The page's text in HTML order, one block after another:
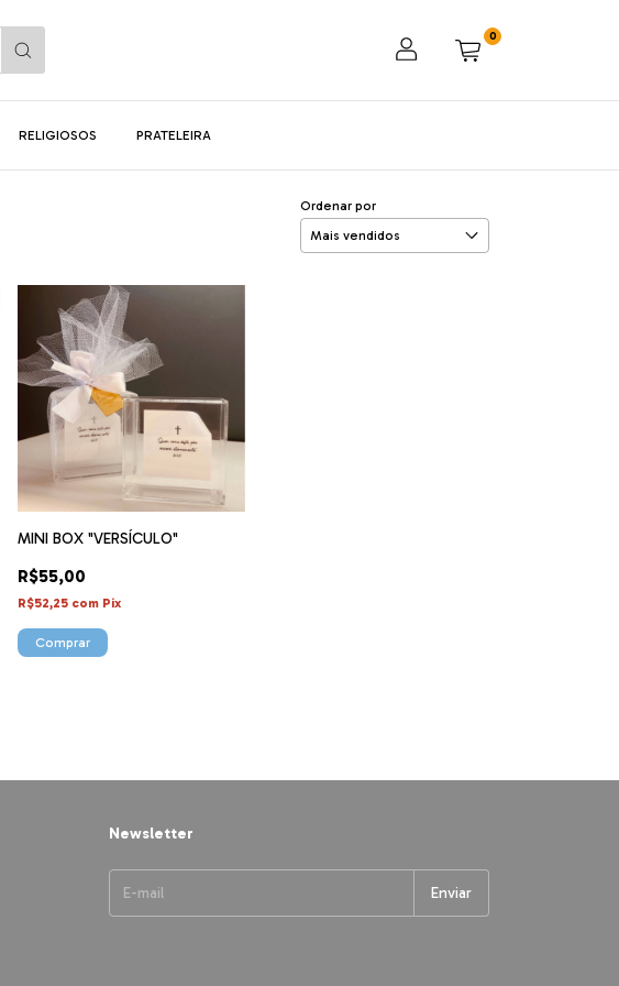
0
RELIGIOSOS PRATELEIRA
Ordenar por
MINI BOX "VERSÍCULO"
R$55,00
R$52,25 com Pix
Newsletter